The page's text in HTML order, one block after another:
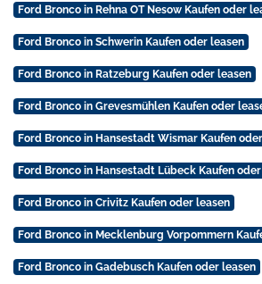
Ford Bronco in Rehna OT Nesow Kaufen oder
Ford Bronco in Schwerin Kaufen oder leasen
Ford Bronco in Ratzeburg Kaufen oder leasen
Ford Bronco in Grevesmühlen Kaufen oder
Ford Bronco in Hansestadt Wismar Kaufen
Ford Bronco in Hansestadt Lübeck Kaufen
Ford Bronco in Crivitz Kaufen oder leasen
Ford Bronco in Mecklenburg Vorpommern
Ford Bronco in Gadebusch Kaufen oder leasen